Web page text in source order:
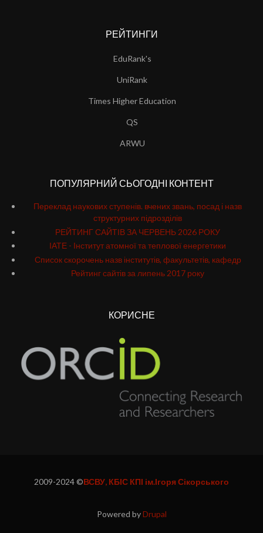
РЕЙТИНГИ
EduRank's
UniRank
Times Higher Education
QS
ARWU
ПОПУЛЯРНИЙ СЬОГОДНІ КОНТЕНТ
Переклад наукових ступенів. вчених звань, посад і назв
структурних підрозділів
РЕЙТИНГ САЙТІВ ЗА ЧЕРВЕНЬ 2026 РОКУ
ІАТЕ - Інститут атомної та теплової енергетики
Список скорочень назв інститутів, факультетів, кафедр
Рейтинг сайтів за липень 2017 року
КОРИСНЕ
2009-2024 ©ВСВУ, КБІС КПІ ім.Ігоря Сікорського
Powered byDrupal